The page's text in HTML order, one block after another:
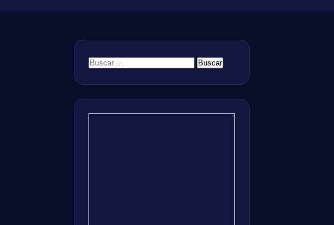
Buscar: